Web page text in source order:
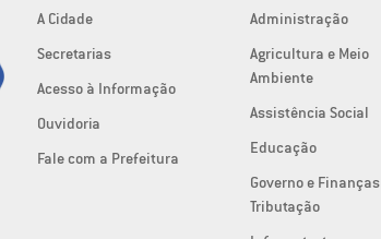
A Cidade
Secretarias
Acesso à Informação
Ouvidoria
Fale com a Prefeitura
Administração
Agricultura e Meio
Ambiente
Assistência Social
Educação
Governo e
Tributação